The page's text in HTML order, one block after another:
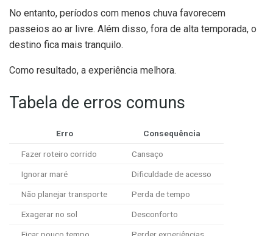
No entanto, períodos com menos chuva favorecem
passeios ao ar livre. Além disso, fora de alta temporada, o
destino fica mais tranquilo.
Como resultado, a experiência melhora.
Tabela de erros comuns
Erro Consequência
Fazer roteiro corrido Cansaço
Ignorar maré Dificuldade de acesso
Não planejar transporte Perda de tempo
Exagerar no sol Desconforto